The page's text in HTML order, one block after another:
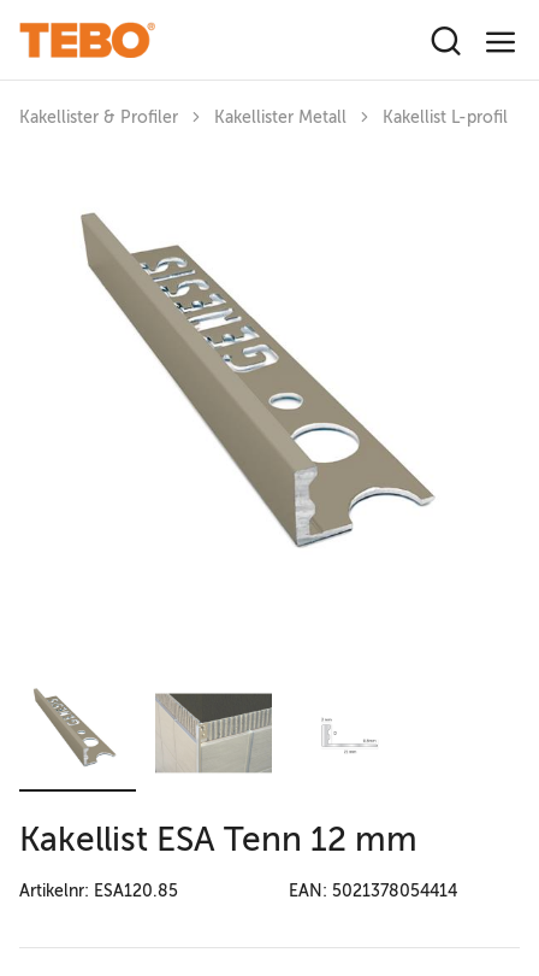
Kakellister & Profiler Kakellister Metall Kakellist L-profil
Kakellist ESA Tenn 12 mm
Artikelnr: ESA120.85 EAN: 5021378054414